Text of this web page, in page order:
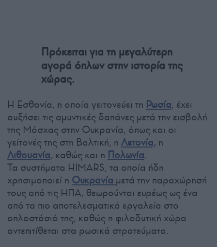
Πρόκειται για τη μεγαλύτερη
αγορά όπλων στην ιστορία της
χώρας.
Η Εσθονία, η οποία γειτονεύει τη Ρωσία, έχει
αυξήσει τις αμυντικές δαπάνες μετά την εισβολή
της Μόσχας στην Ουκρανία, όπως και οι
γείτονές της στη Βαλτική, η Λετονία, η
Λιθουανία, καθώς και η Πολωνία.
Τα συστήματα HIMARS, τα οποία ήδη
χρησιμοποιεί η Ουκρανία μετά την παραχώρησή
τους από τις ΗΠΑ, θεωρούνται ευρέως ως ένα
από τα πιο αποτελεσματικά εργαλεία στο
οπλοστάσιό της, καθώς η φιλοδυτική χώρα
αντεπιτίθεται στα ρωσικά στρατεύματα.